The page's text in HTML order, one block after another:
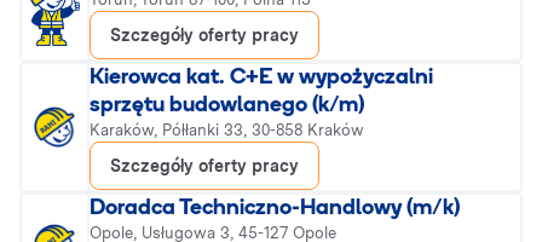
Szczegóły oferty pracy
Kierowca kat. C+E w wypożyczalni
sprzętu budowlanego (k/m)
Karaków, Półłanki 33, 30-858 Kraków
Szczegóły oferty pracy
Doradca Techniczno-Handlowy (m/k)
Opole, Usługowa 3, 45-127 Opole